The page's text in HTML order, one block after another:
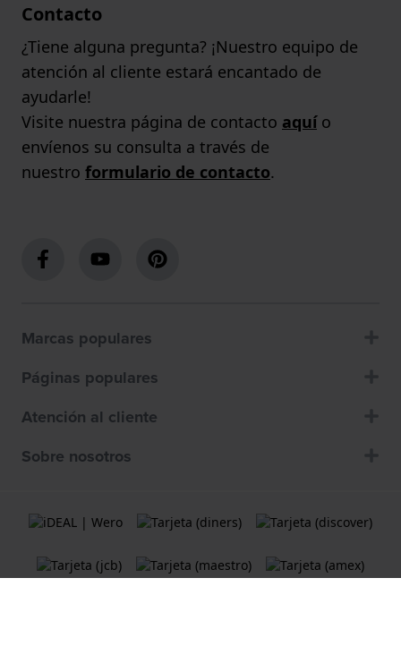
Contacto
¿Tiene alguna pregunta? ¡Nuestro equipo de
atención al cliente estará encantado de
ayudarle!
Visite nuestra página de contacto aquío
envíenos su consulta a través de
nuestro formulario de contacto.
Marcas populares
Páginas populares
Atención al cliente
Sobre nosotros